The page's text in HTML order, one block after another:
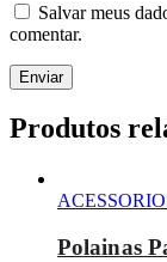
Salvar meus
comentar.
Produtos
Polainas